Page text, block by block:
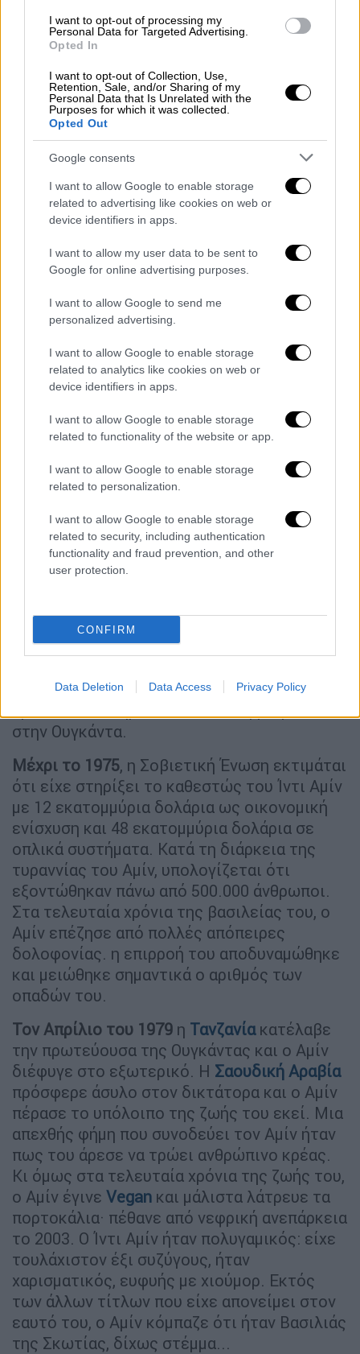
I want to opt-out of processing my
Personal Data for Targeted Advertising.
Opted In
I want to opt-out of Collection, Use,
Retention, Sale, and/or Sharing of my
Personal Data that Is Unrelated with the
Purposes for which it was collected.
Opted Out
Google consents
I want to allow Google to enable storage
related to advertising like cookies on web or
device identifiers in apps.
I want to allow my user data to be sent to
Google for online advertising purposes.
I want to allow Google to send me
personalized advertising.
I want to allow Google to enable storage
related to analytics like cookies on web or
device identifiers in apps.
I want to allow Google to enable storage
related to functionality of the website or app.
I want to allow Google to enable storage
related to personalization.
I want to allow Google to enable storage
related to security, including authentication
functionality and fraud prevention, and other
user protection.
CONFIRM
Data Deletion Data Access Privacy Policy
Έχοντας κερδίσει την εμπιστοσύνη του
Ομπότε, ο Αμίν αναρριχήθηκε στη
στρατιωτική κλίμακα και υπηρέτησε σε
σημαντικές θέσεις· μέχρι το 1964, είχε
προαχθεί σε Αρχηγό Στρατού και στη
συνέχεια χρίστηκε Αρχηγός των Ενόπλων
Δυνάμεων.
Ο απόλυτος άρχων της Ουγκάντας!
Το 1971, ο Αμίν θα καταλάμβανε την εξουσία
της εξουσίας, ο Ίντι Αμίν άρχισε να λαμβάνει
στρατιωτική και οικονομική υποστήριξη από
τη Μεγάλη Βρετανία και το Ισραήλ, όταν
κατήγγειλε τον Σιωνισμό και επιδίωξε το
εμπόριο με τη Λιβύη. Στο πλαίσιο μπήκε και
Σοβιετική Ένωση
άρχισε να παρέχει όπλα,
στην Ουγκάντα.
Μέχρι το 1975, η Σοβιετική Ένωση εκτιμάται
ότι είχε στηρίξει το καθεστώς του Ίντι Αμίν
με 12 εκατομμύρια δολάρια ως οικονομική
ενίσχυση και 48 εκατομμύρια δολάρια σε
οπλικά συστήματα. Κατά τη διάρκεια της
τυραννίας του Αμίν, υπολογίζεται ότι
εξοντώθηκαν πάνω από 500.000 άνθρωποι.
Στα τελευταία χρόνια της βασιλείας του, ο
Αμίν επέζησε από πολλές απόπειρες
δολοφονίας. η επιρροή του αποδυναμώθηκε
και μειώθηκε σημαντικά ο αριθμός των
οπαδών του.
Τον Απρίλιο του 1979 η Τανζανία κατέλαβε
την πρωτεύουσα της Ουγκάντας και ο Αμίν
διέφυγε στο εξωτερικό. Η Σαουδική Αραβία
πρόσφερε άσυλο στον δικτάτορα και ο Αμίν
πέρασε το υπόλοιπο της ζωής του εκεί. Μια
απεχθής φήμη που συνοδεύει τον Αμίν ήταν
πως του άρεσε να τρώει ανθρώπινο κρέας.
Κι όμως στα τελευταία χρόνια της ζωής του,
ο Αμίν έγινε Vegan και μάλιστα λάτρευε τα
πορτοκάλια· πέθανε από νεφρική ανεπάρκεια
το 2003. Ο Ίντι Αμίν ήταν πολυγαμικός: είχε
τουλάχιστον έξι συζύγους, ήταν
χαρισματικός, ευφυής με χιούμορ. Εκτός
των άλλων τίτλων που είχε απονείμει στον
εαυτό του, ο Αμίν κόμπαζε ότι ήταν Βασιλιάς
της Σκωτίας, δίχως στέμμα...